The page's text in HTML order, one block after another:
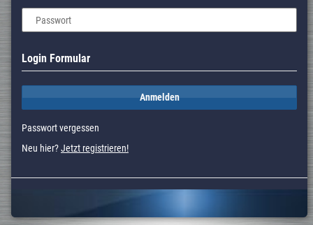
Passwort
Login Formular
Anmelden
Passwort vergessen
Neu hier?Jetzt registrieren!